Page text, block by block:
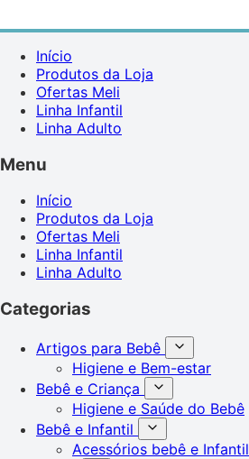
Início
Produtos da Loja
Ofertas Meli
Linha Infantil
Linha Adulto
Menu
Início
Produtos da Loja
Ofertas Meli
Linha Infantil
Linha Adulto
Categorias
Artigos para Bebê
Higiene e Bem-estar
Bebê e Criança
Higiene e Saúde do Bebê
Bebê e Infantil
Acessórios bebê e Infantil